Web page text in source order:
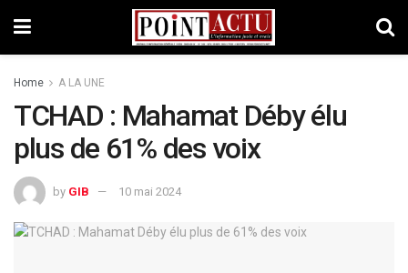
Home A LA UNE
TCHAD : Mahamat Déby élu
plus de 61% des voix
by GIB 10 mai 2024